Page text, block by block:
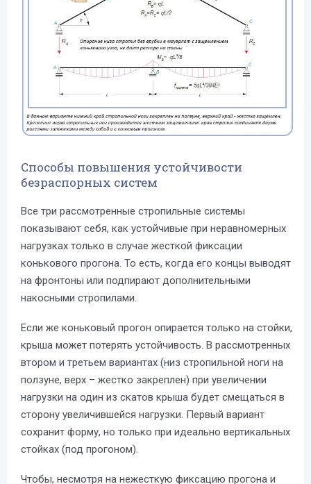
Способы повышения устойчивости
безраспорных систем
Все три рассмотренные стропильные системы
показывают себя, как устойчивые при неравномерных
нагрузках только в случае жесткой фиксации
конькового прогона. То есть, когда его концы выводят
на фронтоны или подпирают дополнительными
накосными стропилами.
Если же коньковый прогон опирается только на стойки,
крыша может потерять устойчивость. В рассмотренных
втором и третьем вариантах (низ стропильной ноги на
ползуне, верх – жестко закреплен) при увеличении
нагрузки на один из скатов крыша будет смещаться в
сторону увеличившейся нагрузки. Первый вариант
сохранит форму, но только при идеально вертикальных
стойках (под прогоном).
Чтобы, несмотря на нежесткую фиксацию прогона и